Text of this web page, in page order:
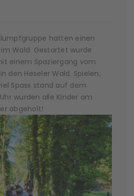
hatten einen
Wald. Gestartet wurde
einem Spaziergang vom
den Heseler Wald. Spielen,
Spass stand auf dem
wurden alle Kinder am
abgeholt!